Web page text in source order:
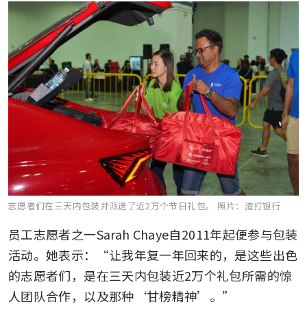
志愿者们在三天内包装并派送了近2万个节日礼包。 照片：渣打银行
员工志愿者之一Sarah Chaye自2011年起便参与包装
活动。她表示：“让我年复一年回来的，是这些出色
的志愿者们，是在三天内包装近2万个礼包所需的惊
人团队合作，以及那种‘甘榜精神’。”